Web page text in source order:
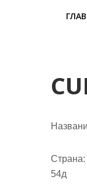
Страна:
54д